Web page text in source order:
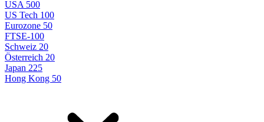
USA 500
US Tech 100
Eurozone 50
FTSE-100
Schweiz 20
Österreich 20
Japan 225
Hong Kong 50